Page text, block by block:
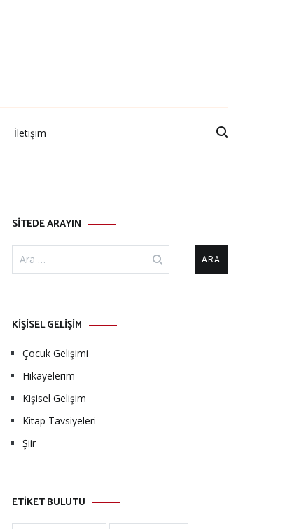
İletişim
SİTEDE ARAYIN
KİŞİSEL GELİŞİM
Çocuk Gelişimi
Hikayelerim
Kişisel Gelişim
Kitap Tavsiyeleri
Şiir
ETİKET BULUTU